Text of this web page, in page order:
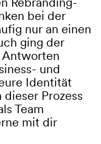
bei der
nur an einen
ging der
Antworten
und
Identität
Prozess
Team
mit dir